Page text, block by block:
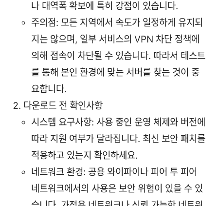
나 대역폭 확보에 특히 강점이 있습니다.
주의점: 모든 지역에서 속도가 일정하게 유지되
지는 않으며, 일부 서비스의 VPN 차단 정책에
의해 접속이 차단될 수 있습니다. 따라서 테스트
를 통해 본인 환경에 맞는 서버를 찾는 것이 중
요합니다.
다운로드 전 확인사항
시스템 요구사항: 사용 중인 운영 체제와 버전에
따라 지원 여부가 달라집니다. 최신 보안 패치를
적용하고 있는지 확인하세요.
네트워크 환경: 공용 와이파이나 피어 투 피어
네트워크에서의 사용은 보안 위험이 있을 수 있